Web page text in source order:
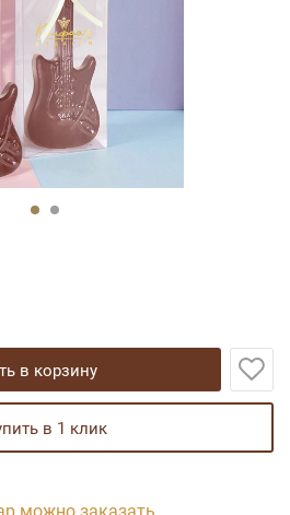
в корзину
в 1 клик
можно заказать